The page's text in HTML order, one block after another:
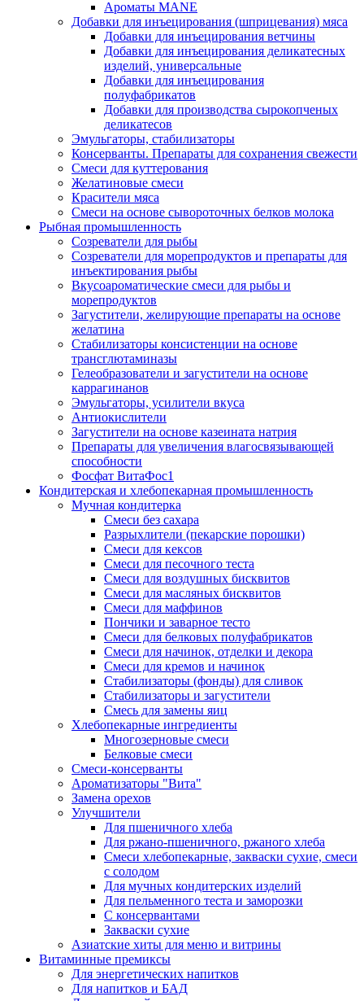
Ароматы MANE
Добавки для инъецирования (шприцевания) мяса
Добавки для инъецирования ветчины
Добавки для инъецирования деликатесных
изделий, универсальные
Добавки для инъецирования
полуфабрикатов
Добавки для производства сырокопченых
деликатесов
Эмульгаторы, стабилизаторы
Консерванты. Препараты для сохранения свежести
Смеси для куттерования
Желатиновые смеси
Красители мяса
Смеси на основе сывороточных белков молока
Рыбная промышленность
Созреватели для рыбы
Созреватели для морепродуктов и препараты для
инъектирования рыбы
Вкусоароматические смеси для рыбы и
морепродуктов
Загустители, желирующие препараты на основе
желатина
Стабилизаторы консистенции на основе
трансглютаминазы
Гелеобразователи и загустители на основе
каррагинанов
Эмульгаторы, усилители вкуса
Антиокислители
Загустители на основе казеината натрия
Препараты для увеличения влагосвязывающей
способности
Фосфат ВитаФос1
Кондитерская и хлебопекарная промышленность
Мучная кондитерка
Смеси без сахара
Разрыхлители (пекарские порошки)
Смеси для кексов
Смеси для песочного теста
Смеси для воздушных бисквитов
Смеси для масляных бисквитов
Смеси для маффинов
Пончики и заварное тесто
Cмеси для белковых полуфабрикатов
Смеси для начинок, отделки и декора
Смеси для кремов и начинок
Стабилизаторы (фонды) для сливок
Стабилизаторы и загустители
Смесь для замены яиц
Хлебопекарные ингредиенты
Многозерновые смеси
Белковые смеси
Смеси-консерванты
Ароматизаторы "Вита"
Замена орехов
Улучшители
Для пшеничного хлеба
Для ржано-пшеничного, ржаного хлеба
Смеси хлебопекарные, закваски сухие, смеси
с солодом
Для мучных кондитерских изделий
Для пельменного теста и заморозки
С консервантами
Закваски сухие
Азиатские хиты для меню и витрины
Витаминные премиксы
Для энергетических напитков
Для напитков и БАД